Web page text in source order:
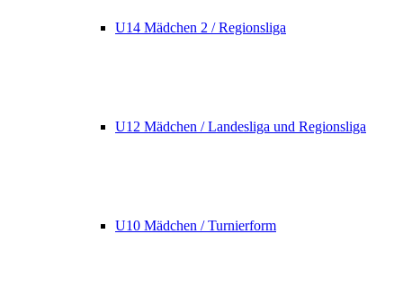
U14 Mädchen 2 / Regionsliga
U12 Mädchen / Landesliga und Regionsliga
U10 Mädchen / Turnierform